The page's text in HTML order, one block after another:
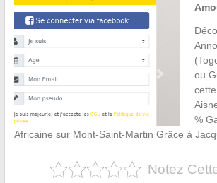
ou
%
Africaine sur Mont-Saint-Martin Grâce à
Notez